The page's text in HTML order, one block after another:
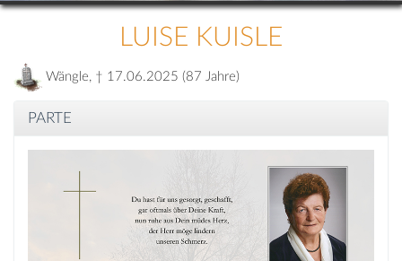
LUISE KUISLE
Wängle, † 17.06.2025 (87 Jahre)
PARTE